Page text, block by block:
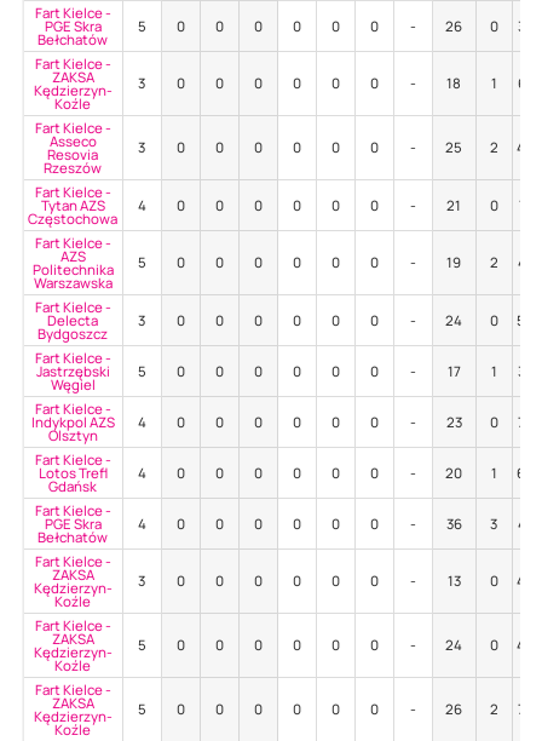
Fart Kielce -
PGE Skra
Bełchatów
5 0 0 0 0 0 0 - 26 0
Fart Kielce -
ZAKSA
Kędzierzyn-
Koźle
3 0 0 0 0 0 0 - 18 1
Fart Kielce -
Asseco
Resovia
Rzeszów
3 0 0 0 0 0 0 - 25 2
Fart Kielce -
Tytan AZS
Częstochowa
4 0 0 0 0 0 0 - 21 0
Fart Kielce -
AZS
Politechnika
Warszawska
5 0 0 0 0 0 0 - 19 2
Fart Kielce -
Delecta
Bydgoszcz
3 0 0 0 0 0 0 - 24 0
Fart Kielce -
Jastrzębski
Węgiel
5 0 0 0 0 0 0 - 17 1
Fart Kielce -
Indykpol AZS
Olsztyn
4 0 0 0 0 0 0 - 23 0
Fart Kielce -
Lotos Trefl
Gdańsk
4 0 0 0 0 0 0 - 20 1
Fart Kielce -
PGE Skra
Bełchatów
4 0 0 0 0 0 0 - 36 3
Fart Kielce -
ZAKSA
Kędzierzyn-
Koźle
3 0 0 0 0 0 0 - 13 0
Fart Kielce -
ZAKSA
Kędzierzyn-
Koźle
5 0 0 0 0 0 0 - 24 0
Fart Kielce -
ZAKSA
Kędzierzyn-
Koźle
5 0 0 0 0 0 0 - 26 2